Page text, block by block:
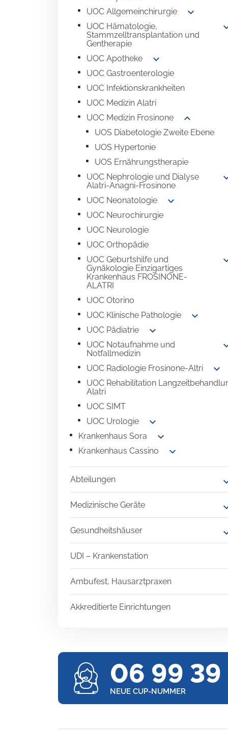
UOC Allgemeinchirurgie expand_more
UOC Hämatologie,
Stammzelltransplantation und
Gentherapie
UOC Apotheke expand_more
UOC Gastroenterologie
UOC Infektionskrankheiten
UOC Medizin Alatri
UOC Medizin Frosinone
expand_more
UOS Diabetologie Zweite Ebene
UOS Hypertonie
UOS Ernährungstherapie
UOC Nephrologie und Dialyse
Alatri-Anagni-Frosinone
UOC Neonatologie expand_more
UOC Neurochirurgie
UOC Neurologie
UOC Orthopädie
UOC Geburtshilfe und
Gynäkologie Einzigartiges
Krankenhaus FROSINONE-
ALATRI
UOC Otorino
UOC Klinische Pathologie
expand_more
UOC Pädiatrie expand_more
UOC Notaufnahme und
Notfallmedizin
UOC Radiologie Frosinone-Altri expand_more
UOC Rehabilitation
Alatri
UOC SIMT
UOC Urologie
expand_more
Krankenhaus Sora expand_more
Krankenhaus Cassino expand_more
Abteilungen
Medizinische Geräte
Gesundheitshäuser
UDI – Krankenstation
Ambufest, Hausarztpraxen
Akkreditierte Einrichtungen
06 99 39
NEUE CUP-NUMMER